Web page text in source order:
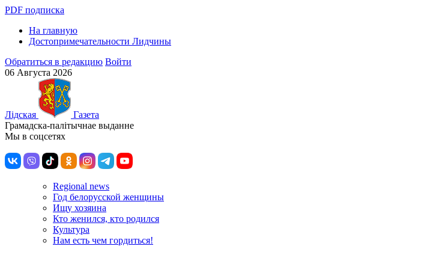
PDF подписка
На главную
Достопримечательности Лидчины
Обратиться в редакцию Войти
06 Августа 2026
Лiдская
Газета
Грамадска-палiтычнае выданне
Мы в соцсетях
Regional news
Год белорусской женщины
Ищу хозяина
Кто женился, кто родился
Культура
Нам есть чем гордиться!